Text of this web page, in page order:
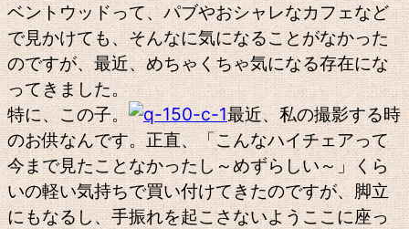
ベントウッドって、パブやおシャレなカフェなど
で見かけても、そんなに気になることがなかった
のですが、最近、めちゃくちゃ気になる存在にな
ってきました。
特に、この子。
最近、私の撮影する時
のお供なんです。正直、「こんなハイチェアって
今まで見たことなかったし～めずらしい～」くら
いの軽い気持ちで買い付けてきたのですが、脚立
にもなるし、手振れを起こさないようここに座っ